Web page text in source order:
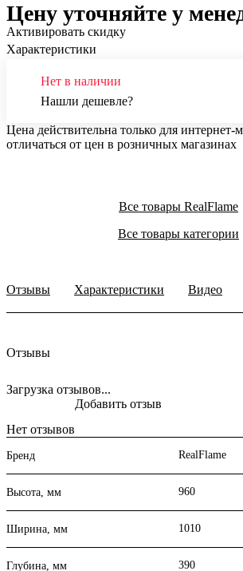
Цену уточняйте у
Активировать скидку
Характеристики
Нет в наличии
Нашли дешевле?
Цена действительна только для интернет-
отличаться от цен в розничных магазинах
Все товары RealFlame
Все товары категории
Отзывы Характеристики Видео
Отзывы
Загрузка отзывов...
Нет отзывов
Добавить отзыв
Бренд RealFlame
Высота, мм 960
Ширина, мм 1010
Глубина, мм 390